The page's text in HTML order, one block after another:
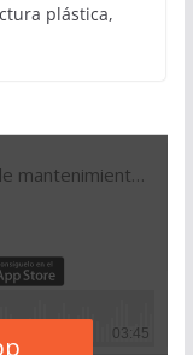
plástica,